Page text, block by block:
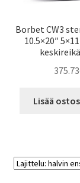
Borbet CW3
10.5×20″
375.73
Lisää